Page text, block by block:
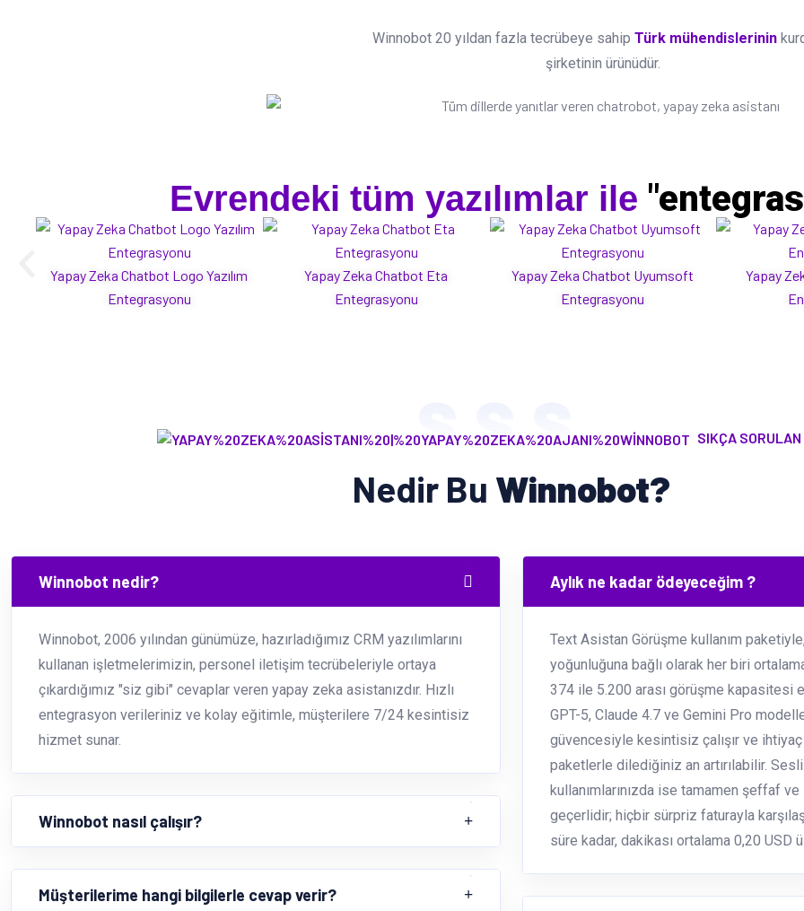
Winnobot 20 yıldan fazla tecrübeye sahip Türk mühendislerinin
şirketinin ürünüdür.
Evrendeki tüm yazılımlar ile
Yapay Zeka Chatbot Logo Yazılım
Entegrasyonu
Yapay Zeka Chatbot Eta
Entegrasyonu
Yapay Zeka Chatbot Uyumsoft
Entegrasyonu
Yapay
S.S.S. SIKÇA
Nedir Bu Winnobot?
Winnobot nedir?
Winnobot, 2006 yılından günümüze, hazırladığımız CRM yazılımlarını
kullanan işletmelerimizin, personel iletişim tecrübeleriyle ortaya
çıkardığımız "siz gibi" cevaplar veren yapay zeka asistanızdır. Hızlı
entegrasyon verileriniz ve kolay eğitimle, müşterilere 7/24 kesintisiz
hizmet sunar.
Winnobot nasıl çalışır?
Müşterilerime hangi bilgilerle cevap verir?
Aylık ne kadar ödeyeceğim ?
Text Asistan Görüşme kullanım
yoğunluğuna bağlı olarak her biri
374 ile 5.200 arası görüşme kapasitesi
GPT-5, Claude 4.7 ve Gemini Pro
güvencesiyle kesintisiz çalışır ve
paketlerle dilediğiniz an artırılabilir.
kullanımlarınızda ise tamamen şeffaf
geçerlidir; hiçbir sürpriz faturayla
süre kadar, dakikası ortalama 0,20